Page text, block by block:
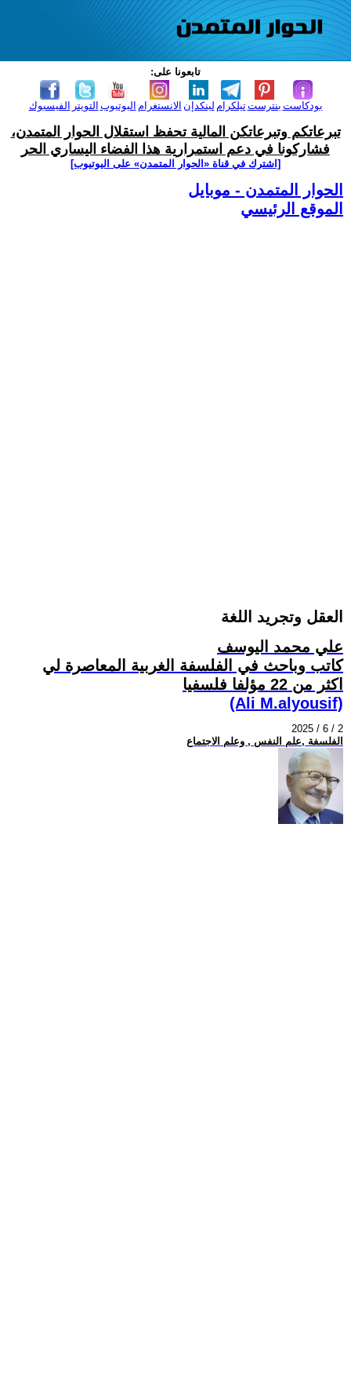
تابعونا على:
الفيسبوك التويتر اليوتيوب الانستغرام لينكدإن تيلكرامبنترست بودكاست
تبرعاتكم وتبرعاتكن المالية تحفظ استقلال الحوار المتمدن،
فشاركونا في دعم استمرارية هذا الفضاء اليساري الحر
[اشترك في قناة ‫«الحوار المتمدن» على اليوتيوب]
الحوار المتمدن - موبايل
الموقع الرئيسي
العقل وتجريد اللغة
علي محمد اليوسف
كاتب وباحث في الفلسفة الغربية المعاصرة لي
اكثر من 22 مؤلفا فلسفيا
(Ali M.alyousif)
2025 / 6 / 2
الفلسفة ,علم النفس , وعلم الاجتماع